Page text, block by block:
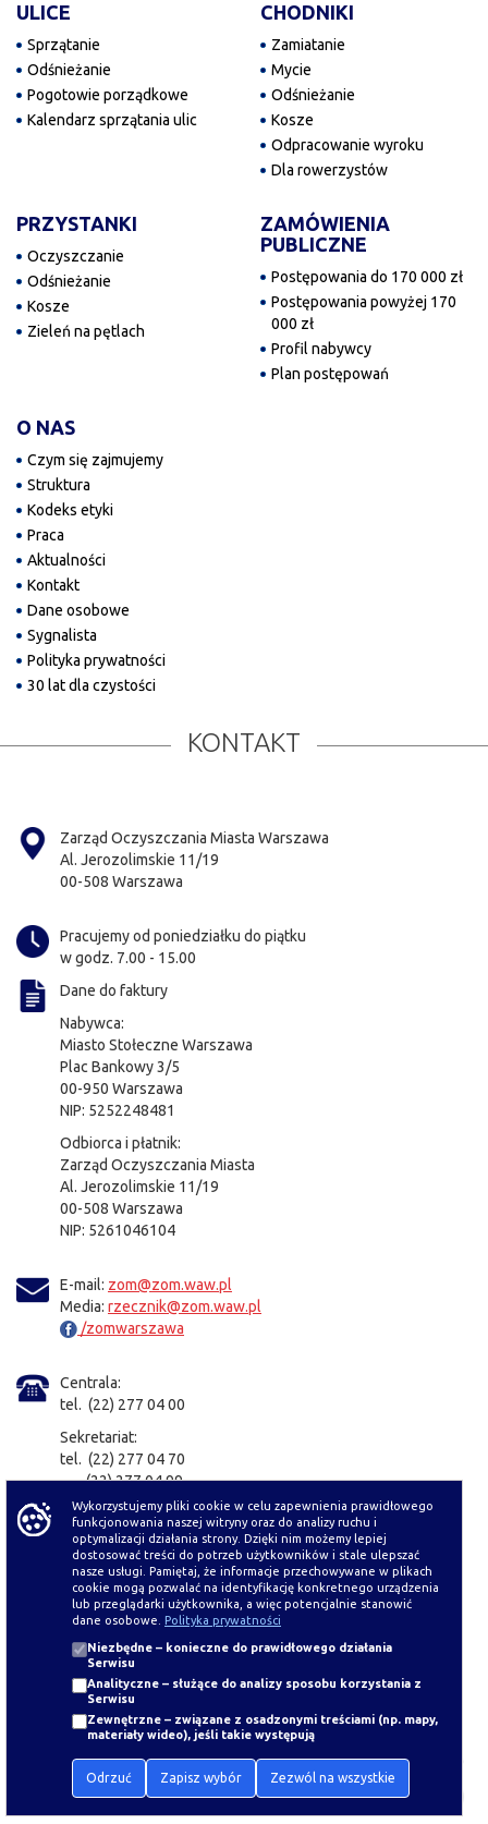
ULICE
Sprzątanie
Odśnieżanie
Pogotowie porządkowe
Kalendarz sprzątania ulic
CHODNIKI
Zamiatanie
Mycie
Odśnieżanie
Kosze
Odpracowanie wyroku
Dla rowerzystów
PRZYSTANKI
Oczyszczanie
Odśnieżanie
Kosze
Zieleń na pętlach
ZAMÓWIENIA
PUBLICZNE
Postępowania do 170 000 zł
Postępowania powyżej 170
000 zł
Profil nabywcy
Plan postępowań
O NAS
Czym się zajmujemy
Struktura
Kodeks etyki
Praca
Aktualności
Kontakt
Dane osobowe
Sygnalista
Polityka prywatności
30 lat dla czystości
KONTAKT
Zarząd Oczyszczania Miasta Warszawa
Al. Jerozolimskie 11/19
00-508 Warszawa
Pracujemy od poniedziałku do piątku
w godz. 7.00 - 15.00
Dane do faktury
Nabywca:
Miasto Stołeczne Warszawa
Plac Bankowy 3/5
00-950 Warszawa
NIP: 5252248481
Odbiorca i płatnik:
Zarząd Oczyszczania Miasta
Al. Jerozolimskie 11/19
00-508 Warszawa
NIP: 5261046104
E-mail: zom@zom.waw.pl
Media: rzecznik@zom.waw.pl
/zomwarszawa
Centrala:
tel. (22) 277 04 00
Sekretariat:
tel. (22) 277 04 70
(22) 277 04 99
fax: (22) 277 04 69
e-Doręczenia
AE:PL-18836-90433-SGBRG-32
ZARZĄD OCZYSZCZANIA MIASTA
Tłumacz PJM
CAŁODOBOWO:
Wykorzystujemy pliki cookie w celu zapewnienia prawidłowego
funkcjonowania naszej witryny oraz do analizy ruchu i
optymalizacji działania strony. Dzięki nim możemy lepiej
dostosować treści do potrzeb użytkowników i stale ulepszać
nasze usługi. Pamiętaj, że informacje przechowywane w plikach
cookie mogą pozwalać na identyfikację konkretnego urządzenia
lub przeglądarki użytkownika, a więc potencjalnie stanowić
dane osobowe. Polityka prywatności
Niezbędne – konieczne do prawidłowego działania
Serwisu
Analityczne – służące do analizy sposobu korzystania z
Serwisu
Zewnętrzne – związane z osadzonymi treściami (np. mapy,
materiały wideo), jeśli takie występują
Odrzuć Zapisz wybór Zezwól na wszystkie